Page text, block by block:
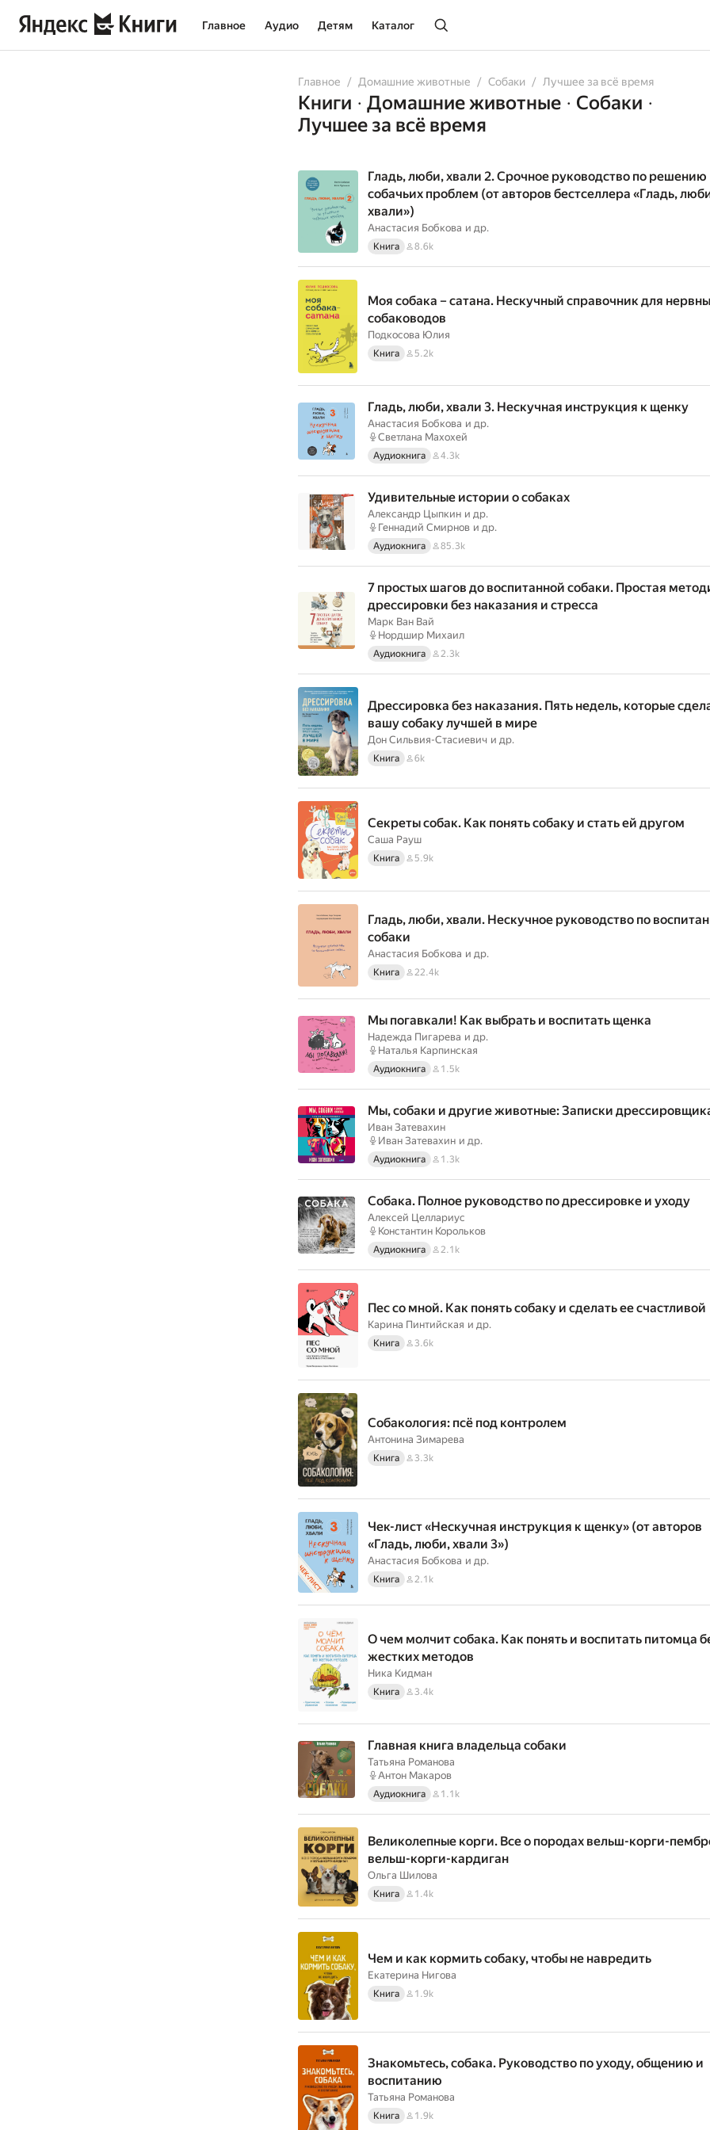
Главное Аудио Детям Каталог
Главное Домашние животные Собаки Лучшее за всё время
AllBooksAudiobooksComicbooks
Книги • Домашние животные • Собаки •
Лучшее за всё время
Гладь, люби, хвали 2. Срочное руководство по решению
собачьих проблем (от авторов бестселлера «Гладь,
хвали»)
Анастасия Бобкова и др.
Книга 8.6k
Моя собака – сатана. Нескучный справочник для
собаководов
Подкосова Юлия
Книга 5.2k
Гладь, люби, хвали 3. Нескучная инструкция к щенку
Анастасия Бобкова и др.
Светлана Махохей
Аудиокнига 4.3k
Удивительные истории о собаках
Александр Цыпкин и др.
Геннадий Смирнов и др.
Аудиокнига 85.3k
7 простых шагов до воспитанной собаки. Простая
дрессировки без наказания и стресса
Марк Ван Вай
Нордшир Михаил
Аудиокнига 2.3k
Дрессировка без наказания. Пять недель, которые
вашу собаку лучшей в мире
Дон Сильвия-Стасиевич и др.
Книга 6k
Секреты собак. Как понять собаку и стать ей другом
Саша Рауш
Книга 5.9k
Гладь, люби, хвали. Нескучное руководство по
собаки
Анастасия Бобкова и др.
Книга 22.4k
Мы погавкали! Как выбрать и воспитать щенка
Надежда Пигарева и др.
Наталья Карпинская
Аудиокнига 1.5k
Мы, собаки и другие животные: Записки
Иван Затевахин
Иван Затевахин и др.
Аудиокнига 1.3k
Собака. Полное руководство по дрессировке и уходу
Алексей Целлариус
Константин Корольков
Аудиокнига 2.1k
Пес со мной. Как понять собаку и сделать ее счастливой
Карина Пинтийская и др.
Книга 3.6k
Собакология: псё под контролем
Антонина Зимарева
Книга 3.3k
Чек-лист «Нескучная инструкция к щенку» (от авторов
«Гладь, люби, хвали 3»)
Анастасия Бобкова и др.
Книга 2.1k
О чем молчит собака. Как понять и воспитать питомца
жестких методов
Ника Кидман
Книга 3.4k
Главная книга владельца собаки
Татьяна Романова
Антон Макаров
Аудиокнига 1.1k
Великолепные корги. Все о породах вельш-корги-
вельш-корги-кардиган
Ольга Шилова
Книга 1.4k
Чем и как кормить собаку, чтобы не навредить
Екатерина Нигова
Книга 1.9k
Знакомьтесь, собака. Руководство по уходу, общению и
воспитанию
Татьяна Романова
Книга 1.9k